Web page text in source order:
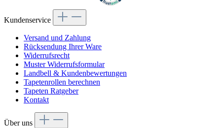
Kundenservice
Versand und Zahlung
Rücksendung Ihrer Ware
Widerrufsrecht
Muster Widerrufsformular
Landbell & Kundenbewertungen
Tapetenrollen berechnen
Tapeten Ratgeber
Kontakt
Über uns